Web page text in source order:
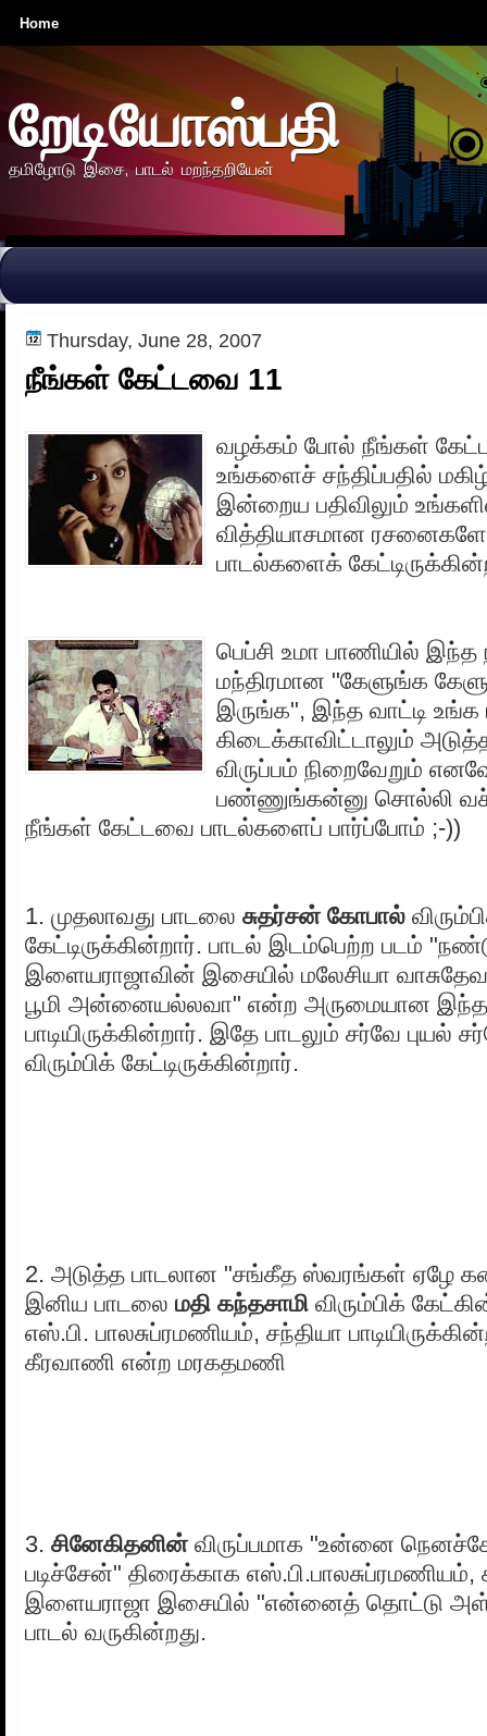
Home
றேடியோஸ்பதி
தமிழோடு இசை, பாடல் மறந்தறியேன்
Thursday, June 28, 2007
நீங்கள் கேட்டவை 11
வழக்கம் போல் நீங்கள்
உங்களைச் சந்திப்பதில்
இன்றைய பதிவிலும்
வித்தியாசமான
பாடல்களைக்
பெப்சி உமா பாணியில் இந்த
மந்திரமான "கேளுங்க
இருங்க", இந்த வாட்டி உங்க
கிடைக்காவிட்டாலும்
விருப்பம் நிறைவேறும்
பண்ணுங்கன்னு சொல்லி
நீங்கள் கேட்டவை பாடல்களைப் பார்ப்போம் ;-))
1. முதலாவது பாடலை சுதர்சன் கோபால்
கேட்டிருக்கின்றார். பாடல் இடம்பெற்ற படம்
இளையராஜாவின் இசையில் மலேசியா
பூமி அன்னையல்லவா" என்ற அருமையான
பாடியிருக்கின்றார். இதே பாடலும் சர்வே புயல்
விரும்பிக் கேட்டிருக்கின்றார்.
2. அடுத்த பாடலான "சங்கீத ஸ்வரங்கள் ஏழே
இனிய பாடலை மதி கந்தசாமி விரும்பிக்
எஸ்.பி. பாலசுப்ரமணியம், சந்தியா
கீரவாணி என்ற மரகதமணி
3. சினேகிதனின் விருப்பமாக "உன்னை
படிச்சேன்" திரைக்காக
இளையராஜா இசையில் "என்னைத் தொட்டு
பாடல் வருகின்றது.